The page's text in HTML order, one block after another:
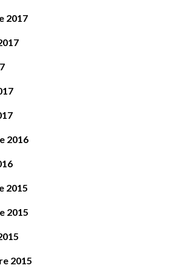
2017
2016
2015
2015
2015